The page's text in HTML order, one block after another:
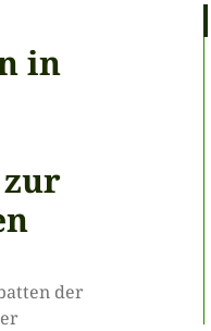
in
der